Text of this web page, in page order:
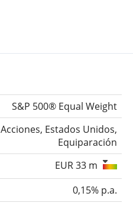
S&P 500® Equal Weight
Acciones, Estados Unidos,
Equiparación
EUR 33 m
0,15% p.a.